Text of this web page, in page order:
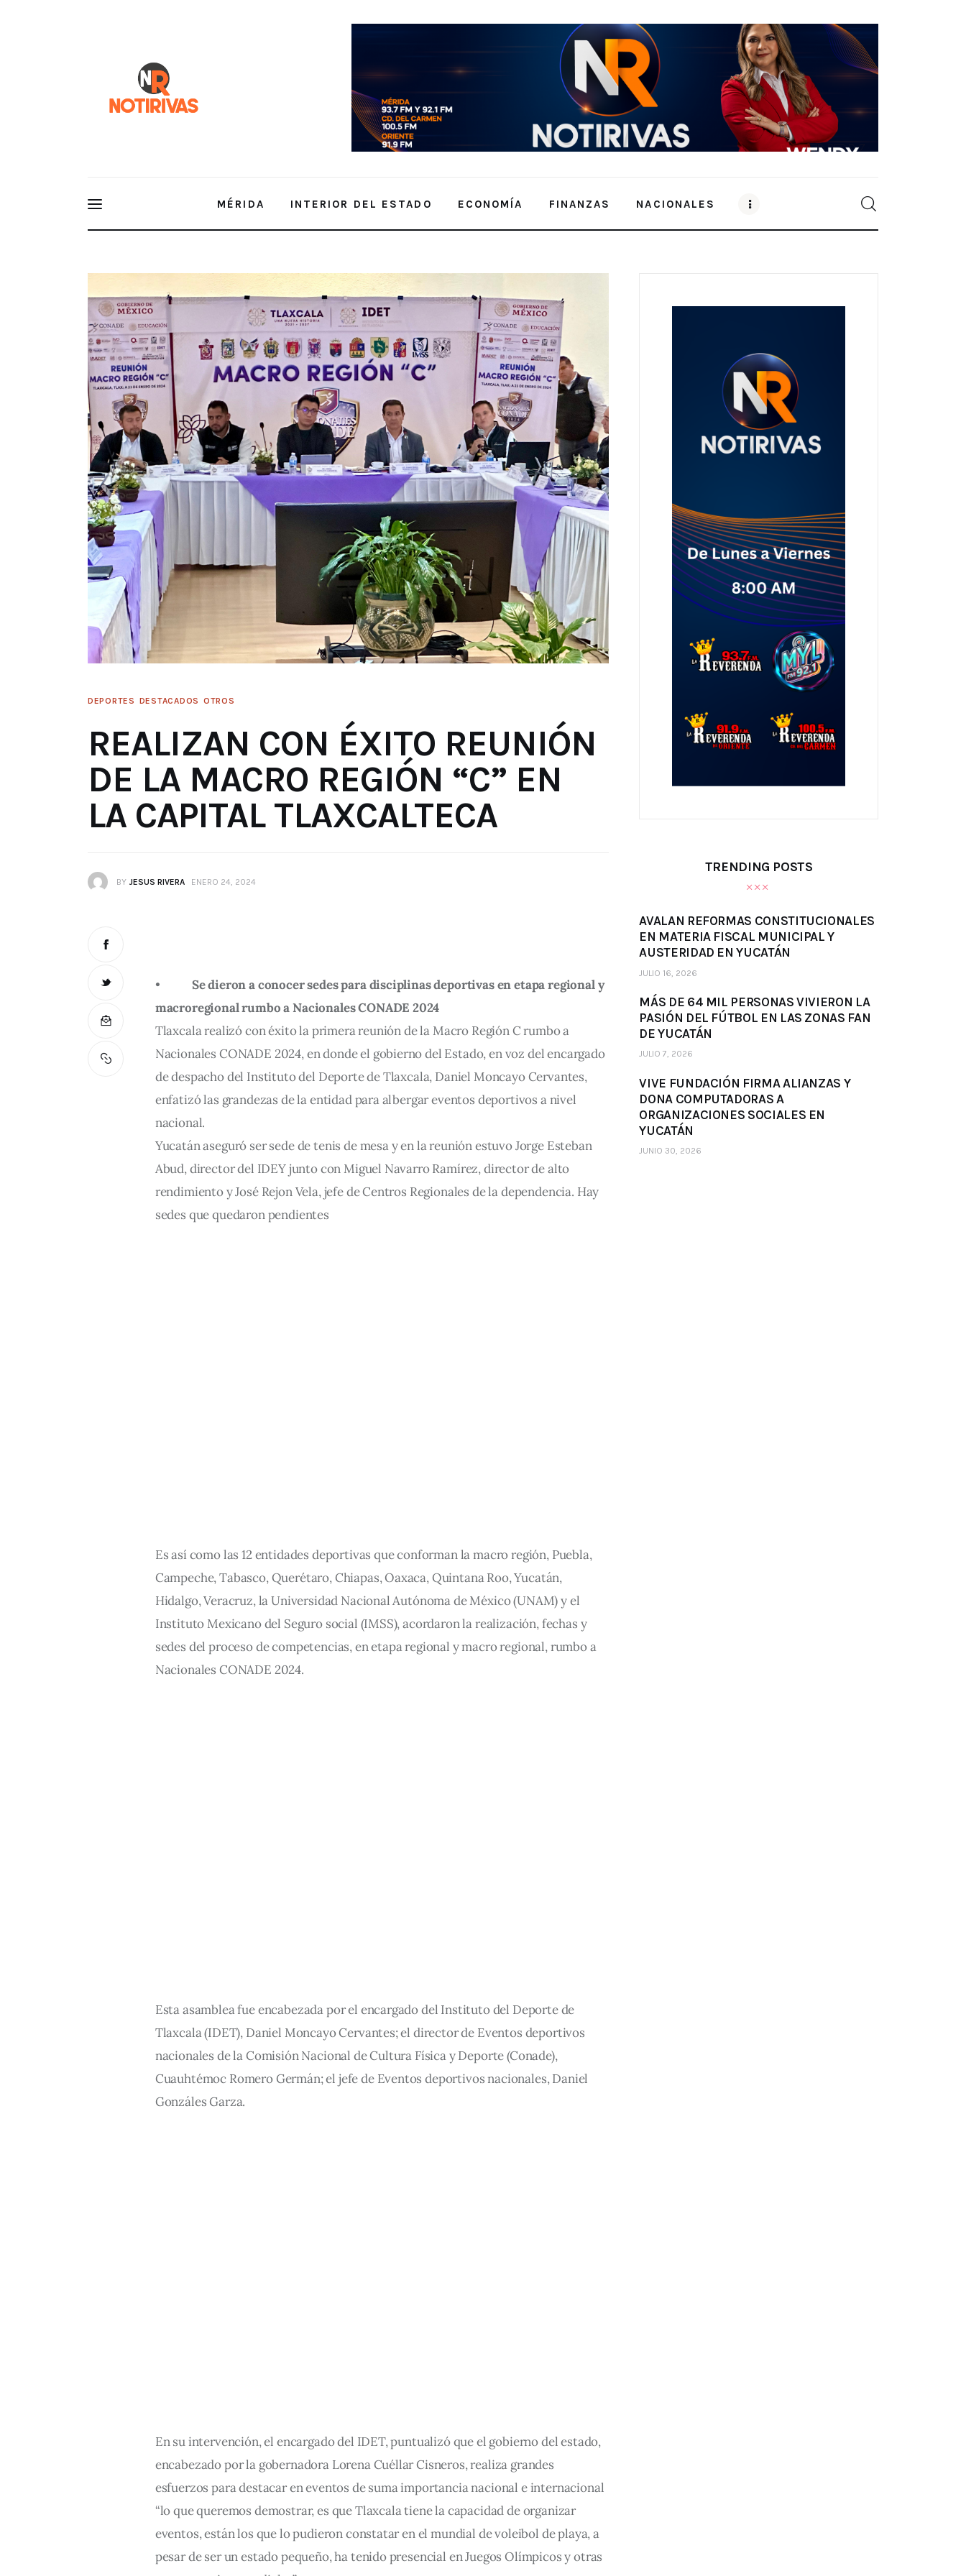
MÉRIDA INTERIOR DEL ESTADO ECONOMÍA FINANZAS NACIONALES
REALIZAN CON ÉXITO REUNIÓN DE LA MACRO REGIÓN “C” EN LA CAPITAL TLAXCALTECA
DEPORTES DESTACADOS OTROS
REALIZAN CON ÉXITO REUNIÓN
DE LA MACRO REGIÓN “C” EN
LA CAPITAL TLAXCALTECA
BY JESUS RIVERA ENERO 24, 2024
•
Se dieron a conocer sedes para disciplinas deportivas en etapa regional y
macroregional rumbo a Nacionales CONADE 2024
Tlaxcala realizó con éxito la primera reunión de la Macro Región C rumbo a
Nacionales CONADE 2024, en donde el gobierno del Estado, en voz del encargado
de despacho del Instituto del Deporte de Tlaxcala, Daniel Moncayo Cervantes,
enfatizó las grandezas de la entidad para albergar eventos deportivos a nivel
nacional.
Yucatán aseguró ser sede de tenis de mesa y en la reunión estuvo Jorge Esteban
Abud, director del IDEY junto con Miguel Navarro Ramírez, director de alto
rendimiento y José Rejon Vela, jefe de Centros Regionales de la dependencia. Hay
sedes que quedaron pendientes
Es así como las 12 entidades deportivas que conforman la macro región, Puebla,
Campeche, Tabasco, Querétaro, Chiapas, Oaxaca, Quintana Roo, Yucatán,
Hidalgo, Veracruz, la Universidad Nacional Autónoma de México (UNAM) y el
Instituto Mexicano del Seguro social (IMSS), acordaron la realización, fechas y
sedes del proceso de competencias, en etapa regional y macro regional, rumbo a
Nacionales CONADE 2024.
Esta asamblea fue encabezada por el encargado del Instituto del Deporte de
Tlaxcala (IDET), Daniel Moncayo Cervantes; el director de Eventos deportivos
nacionales de la Comisión Nacional de Cultura Física y Deporte (Conade),
Cuauhtémoc Romero Germán; el jefe de Eventos deportivos nacionales, Daniel
Gonzáles Garza.
En su intervención, el encargado del IDET, puntualizó que el gobierno del estado,
encabezado por la gobernadora Lorena Cuéllar Cisneros, realiza grandes
esfuerzos para destacar en eventos de suma importancia nacional e internacional
“lo que queremos demostrar, es que Tlaxcala tiene la capacidad de organizar
eventos, están los que lo pudieron constatar en el mundial de voleibol de playa, a
pesar de ser un estado pequeño, ha tenido presencial en Juegos Olímpicos y otras
TRENDING POSTS
AVALAN REFORMAS CONSTITUCIONALES
EN MATERIA FISCAL MUNICIPAL Y
AUSTERIDAD EN YUCATÁN
JULIO 16, 2026
MÁS DE 64 MIL PERSONAS VIVIERON LA
PASIÓN DEL FÚTBOL EN LAS ZONAS FAN
DE YUCATÁN
JULIO 7, 2026
VIVE FUNDACIÓN FIRMA ALIANZAS Y
DONA COMPUTADORAS A
ORGANIZACIONES SOCIALES EN
YUCATÁN
JUNIO 30, 2026